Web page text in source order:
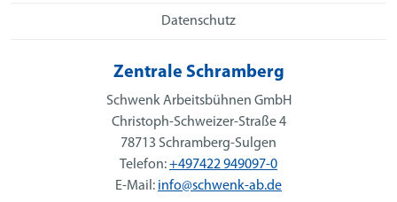
Datenschutz
Zentrale Schramberg
Schwenk Arbeitsbühnen GmbH
Christoph-Schweizer-Straße 4
78713 Schramberg-Sulgen
Telefon:+497422 949097-0
E-Mail: info@schwenk-ab.de